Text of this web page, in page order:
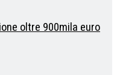
oltre 900mila euro